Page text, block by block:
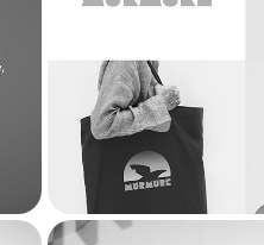
Murmure